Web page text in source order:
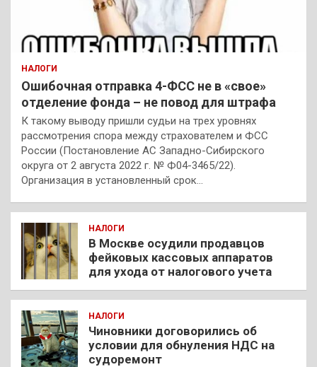
НАЛОГИ
Ошибочная отправка 4-ФСС не в «свое»
отделение фонда – не повод для штрафа
К такому выводу пришли судьи на трех уровнях
рассмотрения спора между страхователем и ФСС
России (Постановление АС Западно-Сибирского
округа от 2 августа 2022 г. № Ф04-3465/22).
Организация в установленный срок…
НАЛОГИ
В Москве осудили продавцов
фейковых кассовых аппаратов
для ухода от налогового учета
НАЛОГИ
Чиновники договорились об
условии для обнуления НДС на
судоремонт